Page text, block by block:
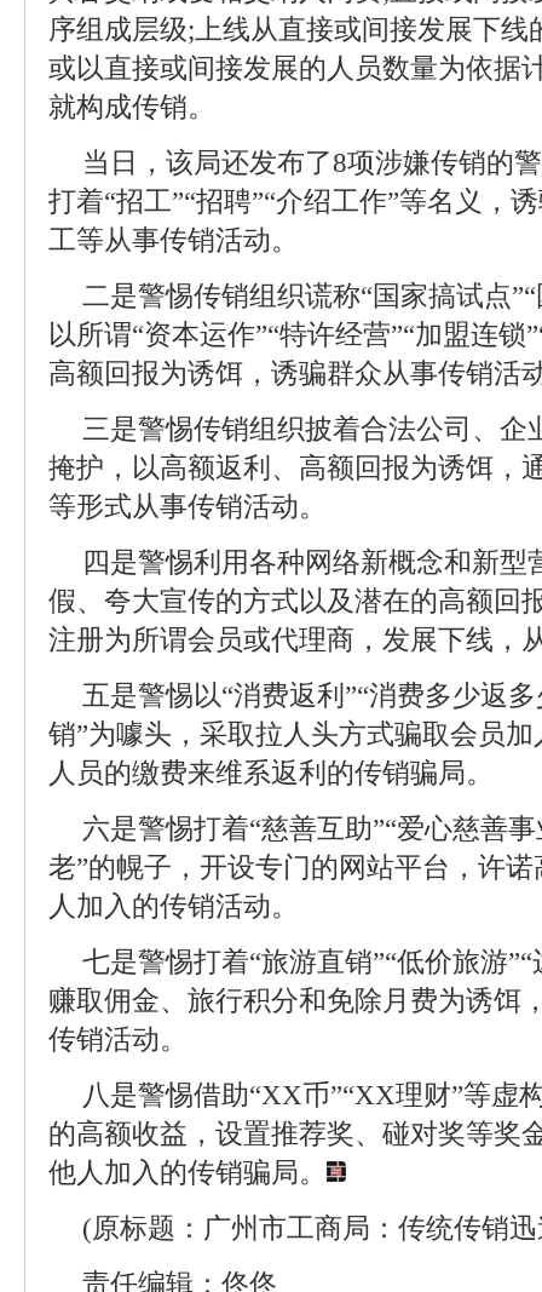
序组成层级;上线从直接或间接发展下
或以直接或间接发展的人员数量为依据
就构成传销。
当日，该局还发布了8项涉嫌传销的
打着“招工”“招聘”“介绍工作”等名义，
工等从事传销活动。
二是警惕传销组织谎称“国家搞试点
以所谓“资本运作”“特许经营”“加盟连锁
高额回报为诱饵，诱骗群众从事传销活
三是警惕传销组织披着合法公司、企
掩护，以高额返利、高额回报为诱饵，
等形式从事传销活动。
四是警惕利用各种网络新概念和新型
假、夸大宣传的方式以及潜在的高额回
注册为所谓会员或代理商，发展下线，
五是警惕以“消费返利”“消费多少返
销”为噱头，采取拉人头方式骗取会员
人员的缴费来维系返利的传销骗局。
六是警惕打着“慈善互助”“爱心慈善
老”的幌子，开设专门的网站平台，许
人加入的传销活动。
七是警惕打着“旅游直销”“低价旅游
赚取佣金、旅行积分和免除月费为诱饵
传销活动。
八是警惕借助“XX币”“XX理财”等虚
的高额收益，设置推荐奖、碰对奖等奖
他人加入的传销骗局。
(原标题：广州市工商局：传统传销
责任编辑：佟佟